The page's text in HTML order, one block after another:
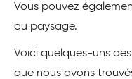
Vous pouvez
ou paysage.
Voici quelques-uns
que nous avons